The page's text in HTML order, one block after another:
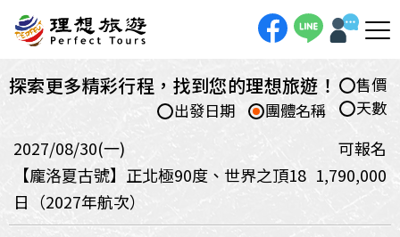
探索更多精彩行程，找到您的理想旅遊！
售價
天數
團體名稱
出發日期
2027/08/30(一)
可報名
【龐洛夏古號】正北極90度、世界之頂18
日（2027年航次）
1,790,000